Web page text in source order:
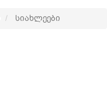
სიახლეები